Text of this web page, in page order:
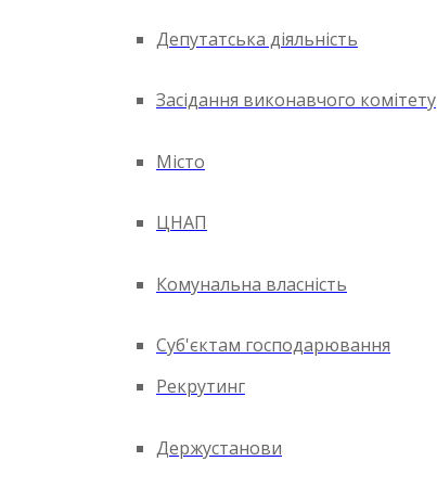
Депутатська діяльність
Засідання виконавчого комітету
Місто
ЦНАП
Комунальна власність
Суб'єктам господарювання
Рекрутинг
Держустанови